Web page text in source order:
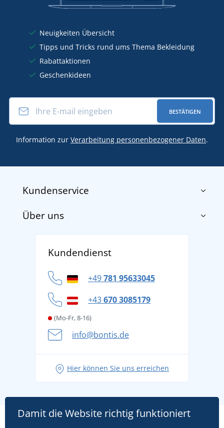
Neuigkeiten Übersicht
Tipps und Tricks rund ums Thema Bekleidung
Rabattaktionen
Geschenkideen
BESTÄTIGEN
Information zur Verarbeitung personenbezogener Daten.
Kundenservice
Impressum
Versand und Zahlung
Datenschutz
Cookie-Richtlinie
Über uns
Für Unternehmen und Organisationen
Kundendienst
+49781 95633045
+43670 3085179
(Mo-Fr, 8-16)
info@bontis.de
Hier können Sie uns erreichen
Damit die Website richtig funktioniert